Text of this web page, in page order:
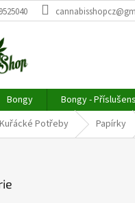
Bongy Bongy -
Kuřácké Potřeby Papírky